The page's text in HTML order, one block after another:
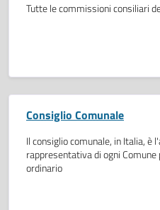
Tutte le commissioni consiliari
Consiglio Comunale
Il consiglio comunale, in Italia, è
rappresentativa di ogni
ordinario